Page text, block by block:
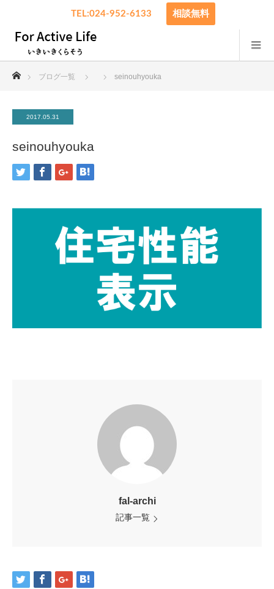
TEL:024-952-6133 相談無料
ブログ一覧 seinouhyouka
2017.05.31
seinouhyouka
fal-archi
記事一覧